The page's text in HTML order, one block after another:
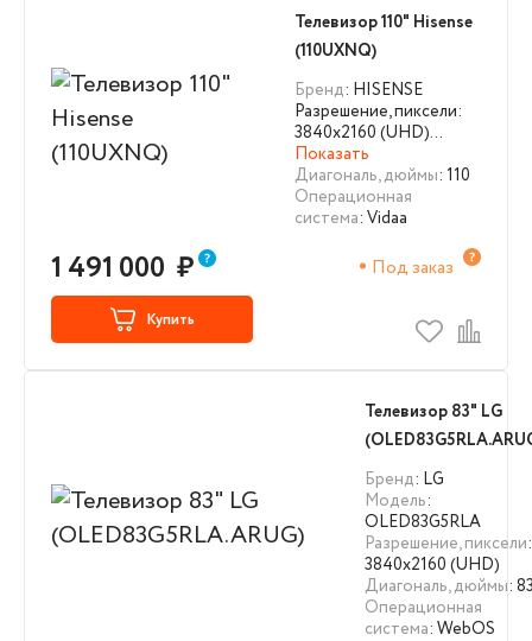
Телевизор 110" Hisense
(110UXNQ)
Бренд: HISENSE
Разрешение, пиксели:
3840х2160 (UHD)…
Показать
Диагональ, дюймы: 110
Операционная
система: Vidaa
1 491 000 ₽ Под заказ
Купить
Телевизор 83" LG
Бренд: LG
Модель:
OLED83G5RLA
Разрешение, пиксели:
3840х2160 (UHD)
Диагональ, дюймы:
Операционная
система: WebOS